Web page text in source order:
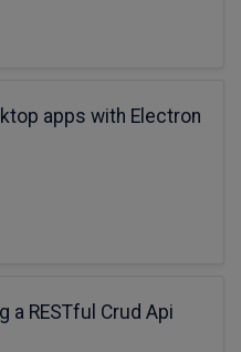
apps with Electron
a RESTful Crud Api